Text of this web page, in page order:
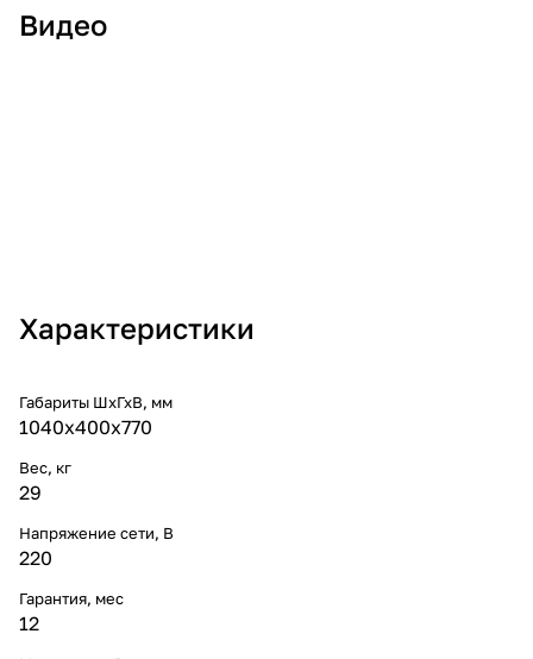
Видео
Характеристики
Габариты ШхГхВ, мм
1040х400х770
Вес, кг
29
Напряжение сети, В
220
Гарантия, мес
12